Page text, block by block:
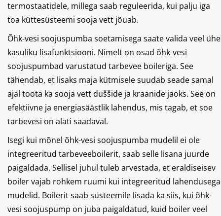
termostaatidele, millega saab reguleerida, kui palju iga
toa küttesüsteemi sooja vett jõuab.
Õhk-vesi soojuspumba soetamisega saate valida veel ühe
kasuliku lisafunktsiooni. Nimelt on osad õhk-vesi
soojuspumbad varustatud tarbevee boileriga. See
tähendab, et lisaks maja kütmisele suudab seade samal
ajal toota ka sooja vett duššide ja kraanide jaoks. See on
efektiivne ja energiasäästlik lahendus, mis tagab, et soe
tarbevesi on alati saadaval.
Isegi kui mõnel õhk-vesi soojuspumba mudelil ei ole
integreeritud tarbeveeboilerit, saab selle lisana juurde
paigaldada. Sellisel juhul tuleb arvestada, et eraldiseisev
boiler vajab rohkem ruumi kui integreeritud lahendusega
mudelid. Boilerit saab süsteemile lisada ka siis, kui õhk-
vesi soojuspump on juba paigaldatud, kuid boiler veel